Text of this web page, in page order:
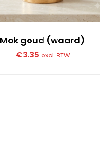
Mok goud (waard)
€3.35 excl. BTW